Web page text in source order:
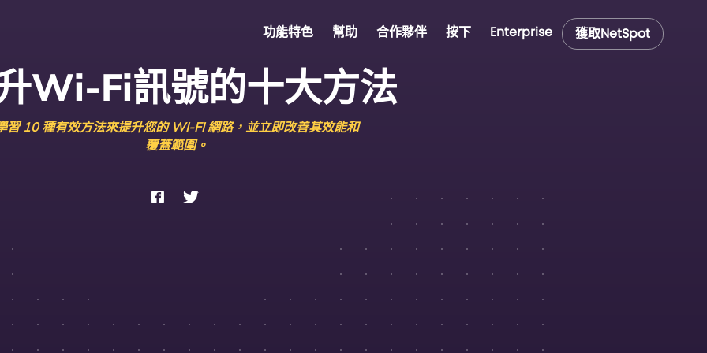
功能特色 幫助 合作夥伴 按下 Enterprise 獲取NetSpot
Wi-Fi訊號的十大方法
習 10 種有效方法來提升您的 WI-FI 網路，並立即改善其效能和
覆蓋範圍。